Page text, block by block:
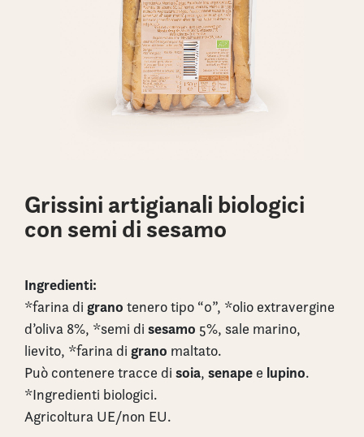
Grissini artigianali biologici
con semi di sesamo
Ingredienti:
*farina di grano tenero tipo “0”, *olio extravergine
d’oliva 8%, *semi di sesamo 5%, sale marino,
lievito, *farina di grano maltato.
Può contenere tracce di soia, senape e lupino.
*Ingredienti biologici.
Agricoltura UE/non EU.